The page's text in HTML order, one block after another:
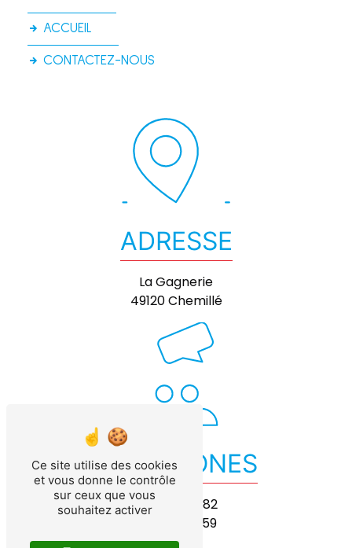
ACCUEIL
CONTACTEZ-NOUS
ADRESSE
La Gagnerie
49120 Chemillé
TÉLÉPHONES
02 41 64 15 82
06 17 21 08 59
Ce site utilise des cookies
et vous donne le contrôle
sur ceux que vous
souhaitez activer